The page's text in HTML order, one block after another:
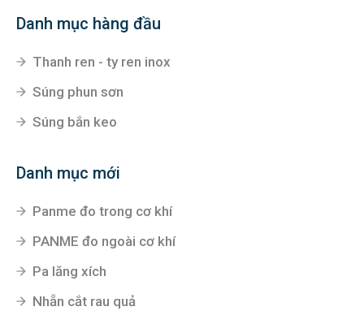
Danh mục hàng đầu
Thanh ren - ty ren inox
Súng phun sơn
Súng bắn keo
Danh mục mới
Panme đo trong cơ khí
PANME đo ngoài cơ khí
Pa lăng xích
Nhẵn cắt rau quả